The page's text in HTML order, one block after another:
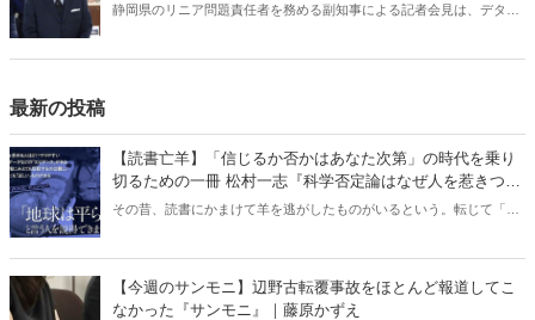
静岡県のリニア問題責任者を務める副知事による記者会見は、デタラ
最新の投稿
【読書亡羊】「信じるか否かはあなた次第」の時代を乗り
切るための一冊 松村一志『科学否定論はなぜ人を惹きつけ
るのか』（ちくま新書）｜梶原麻衣子
その昔、読書にかまけて羊を逃がしたものがいるという。転じて「読
ある。元月刊『Hanada』編集部員のライター・梶原がお送りする時事
書評！
【今週のサンモニ】辺野古転覆事故をほとんど報道してこ
なかった『サンモニ』｜藤原かずえ